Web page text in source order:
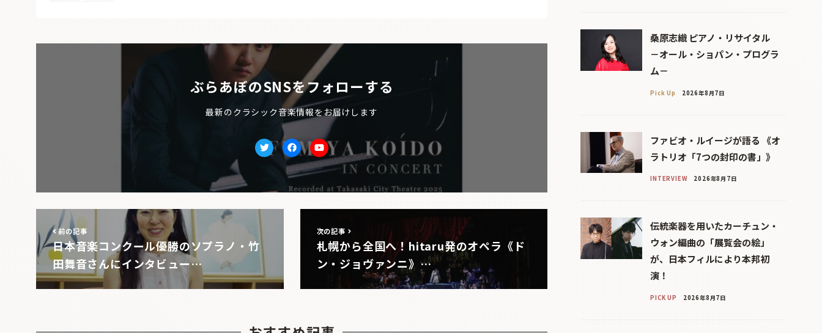
ぶらあぼのSNSをフォローする
最新のクラシック音楽情報をお届けします
TwitterfacebookYoutube
前の記事
日本音楽コンクール優勝のソプラノ・竹
田舞音さんにインタビュー…
次の記事
札幌から全国へ！hitaru発のオペラ《ド
ン・ジョヴァンニ》…
桑原志織 ピアノ・リサイタル
－オール・ショパン・プログラ
ム－
Pick Up 2026年8月7日
ファビオ・ルイージが語る 《オ
ラトリオ「7つの封印の書」》
INTERVIEW 2026年8月7日
伝統楽器を用いたカーチュン・
ウォン編曲の「展覧会の絵」
が、日本フィルにより本邦初
演！
PICK UP 2026年8月7日